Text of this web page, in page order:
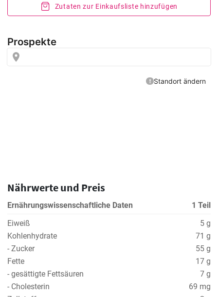
Zutaten zur Einkaufsliste hinzufügen
Nährwerte und Preis
Ernährungswissenschaftliche Daten
1 Teil
Eiweiß
5 g
Kohlenhydrate
71 g
- Zucker
55 g
Fette
17 g
- gesättigte Fettsäuren
7 g
- Cholesterin
69 mg